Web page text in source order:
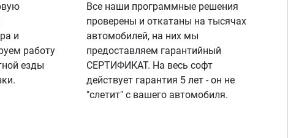
и
работу
езды
Все наши программные решения
проверены и откатаны на тысячах
автомобилей, на них мы
предоставляем гарантийный
СЕРТИФИКАТ. На весь софт
действует гарантия 5 лет - он не
"слетит" с вашего автомобиля.